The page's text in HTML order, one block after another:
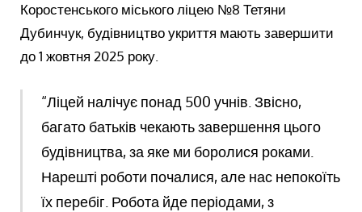
Коростенського міського ліцею №8 Тетяни
Дубинчук, будівництво укриття мають завершити
до 1 жовтня 2025 року.
“Ліцей налічує понад 500 учнів. Звісно,
багато батьків чекають завершення цього
будівництва, за яке ми боролися роками.
Нарешті роботи почалися, але нас непокоїть
їх перебіг. Робота йде періодами, з